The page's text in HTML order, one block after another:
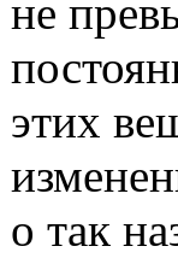
не
этих
о так